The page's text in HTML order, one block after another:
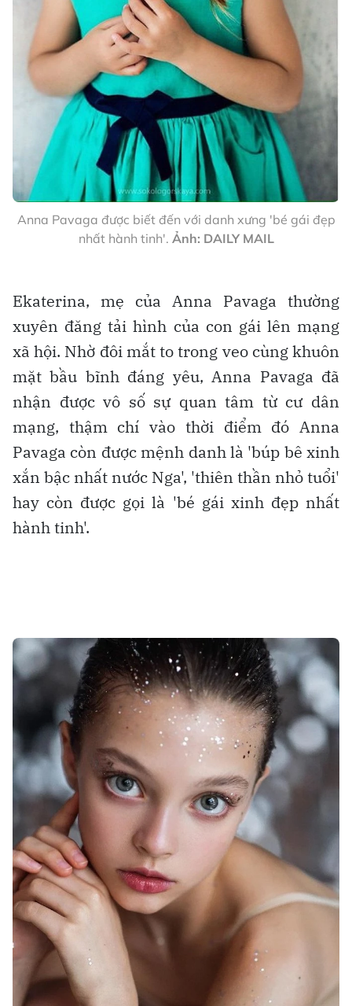
Anna Pavaga được biết đến với danh xưng 'bé gái đẹp
nhất hành tinh'. Ảnh: DAILY MAIL
Ekaterina, mẹ của Anna Pavaga thường
xuyên đăng tải hình của con gái lên mạng
xã hội. Nhờ đôi mắt to trong veo cùng khuôn
mặt bầu bĩnh đáng yêu, Anna Pavaga đã
nhận được vô số sự quan tâm từ cư dân
mạng, thậm chí vào thời điểm đó Anna
Pavaga còn được mệnh danh là 'búp bê xinh
xắn bậc nhất nước Nga', 'thiên thần nhỏ tuổi'
hay còn được gọi là 'bé gái xinh đẹp nhất
hành tinh'.